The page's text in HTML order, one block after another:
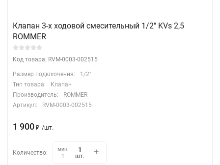
Клапан 3-х ходовой смесительный 1/2" KVs 2,5
ROMMER
Код товара: RVM-0003-002515
Размер подключения:
1/2"
Тип товара:
Клапан
Производитель:
ROMMER
Артикул:
RVM-0003-002515
1 900 ₽ /шт.
Количество:
мин.
1
шт.